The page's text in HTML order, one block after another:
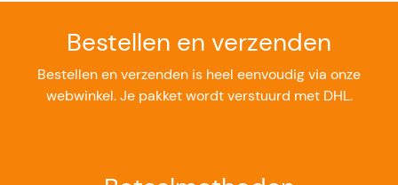
Bestellen en verzenden
Bestellen en verzenden is heel eenvoudig via onze
webwinkel. Je pakket wordt verstuurd met DHL.